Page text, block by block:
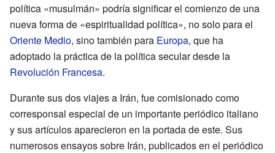
política «musulmán» podría significar el comienzo de una
nueva forma de «espiritualidad política», no solo para el
Oriente Medio, sino también para Europa, que ha
adoptado la práctica de la política secular desde la
Revolución Francesa.
Durante sus dos viajes a Irán, fue comisionado como
corresponsal especial de un importante periódico italiano
y sus artículos aparecieron en la portada de este. Sus
numerosos ensayos sobre Irán, publicados en el periódico